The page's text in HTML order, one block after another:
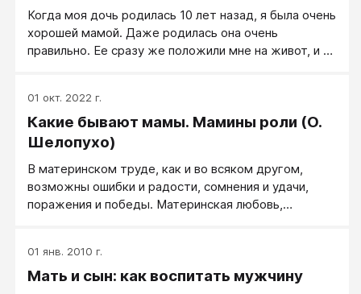
Когда моя дочь родилась 10 лет назад, я была очень
хорошей мамой. Даже родилась она очень
правильно. Ее сразу же положили мне на живот, и я
которые охватили меня в этот момент, сложно
описать словами…
01 окт. 2022 г.
Какие бывают мамы. Мамины роли (О.
Шелопухо)
В материнском труде, как и во всяком другом,
возможны ошибки и радости, сомнения и удачи,
поражения и победы. Материнская любовь,
друга, как не похожи и дети. Почему так важно
поговорить о той роли, которую мама выполняет в
01 янв. 2010 г.
Мать и сын: как воспитать мужчину